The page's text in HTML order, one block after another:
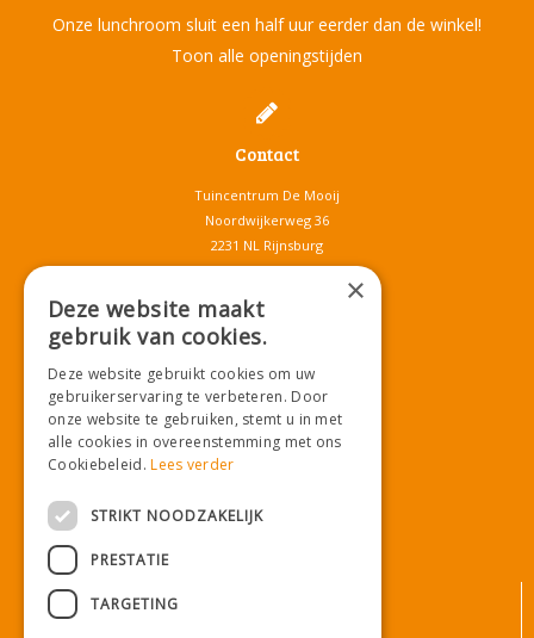
Onze lunchroom sluit een half uur eerder dan de winkel!
Toon alle openingstijden
Contact
Tuincentrum De Mooij
Noordwijkerweg 36
2231 NL Rijnsburg
T.071-4080959
info@tuincentrumdemooij.nl
Download onze App!
×
Deze website maakt
gebruik van cookies.
Deze website gebruikt cookies om uw
gebruikerservaring te verbeteren. Door
onze website te gebruiken, stemt u in met
alle cookies in overeenstemming met ons
Cookiebeleid.Lees verder
STRIKT NOODZAKELIJK
PRESTATIE
TARGETING